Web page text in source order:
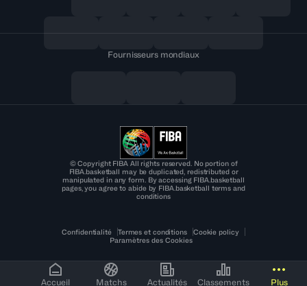
Accueil Matchs Actualités Classements Plus
Fournisseurs mondiaux
© Copyright FIBA All rights reserved. No portion of
FIBA.basketball may be duplicated, redistributed or
manipulated in any form. By accessing FIBA.basketball
pages, you agree to abide by FIBA.basketball terms and
conditions
Confidentialité Termes et conditions
Cookie policy
Paramètres des Cookies